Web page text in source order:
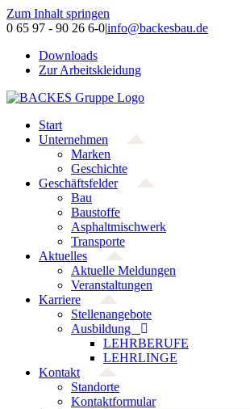
Zum Inhalt springen
0 65 97 - 90 26 6-0|info@backesbau.de
Downloads
Zur Arbeitskleidung
Start
Unternehmen
Marken
Geschichte
Geschäftsfelder
Bau
Baustoffe
Asphaltmischwerk
Transporte
Aktuelles
Aktuelle Meldungen
Veranstaltungen
Karriere
Stellenangebote
Ausbildung
LEHRBERUFE
LEHRLINGE
Kontakt
Standorte
Kontaktformular